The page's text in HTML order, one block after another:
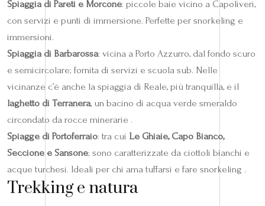
Spiaggia di Pareti e Morcone: piccole baie vicino a Capoliveri,
con servizi e punti di immersione. Perfette per snorkeling e
immersioni.
Spiaggia di Barbarossa: vicina a Porto Azzurro, dal fondo scuro
e semicircolare; fornita di servizi e scuola sub. Nelle
vicinanze c’è anche la spiaggia di Reale, più tranquilla, e il
laghetto di Terranera, un bacino di acqua verde smeraldo
circondato da rocce minerarie .
Spiagge di Portoferraio: tra cui Le Ghiaie, Capo Bianco,
Seccione e Sansone; sono caratterizzate da ciottoli bianchi e
acque turchesi. Ideali per chi ama tuffarsi e fare snorkeling .
Trekking e natura